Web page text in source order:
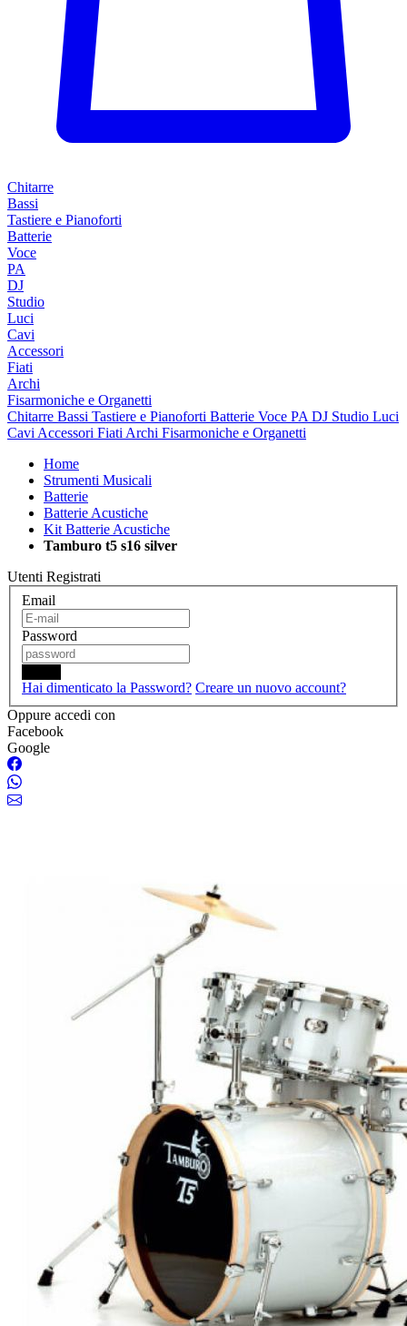
Chitarre
Bassi
Tastiere e Pianoforti
Batterie
Voce
PA
DJ
Studio
Luci
Cavi
Accessori
Fiati
Archi
Fisarmoniche e Organetti
Chitarre Bassi Tastiere e Pianoforti Batterie Voce PA DJ Studio Luci
Cavi Accessori Fiati Archi Fisarmoniche e Organetti
Home
Strumenti Musicali
Batterie
Batterie Acustiche
Kit Batterie Acustiche
Tamburo t5 s16 silver
Utenti Registrati
Email
Password
Hai dimenticato la Password? Creare un nuovo account?
Oppure accedi con
Facebook
Google